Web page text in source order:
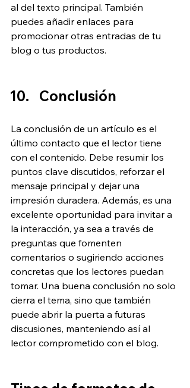
al del texto principal. También
puedes añadir enlaces para
promocionar otras entradas de tu
blog o tus productos.
Conclusión
La conclusión de un artículo es el
último contacto que el lector tiene
con el contenido. Debe resumir los
puntos clave discutidos, reforzar el
mensaje principal y dejar una
impresión duradera. Además, es una
excelente oportunidad para invitar a
la interacción, ya sea a través de
preguntas que fomenten
comentarios o sugiriendo acciones
concretas que los lectores puedan
tomar. Una buena conclusión no solo
cierra el tema, sino que también
puede abrir la puerta a futuras
discusiones, manteniendo así al
lector comprometido con el blog.